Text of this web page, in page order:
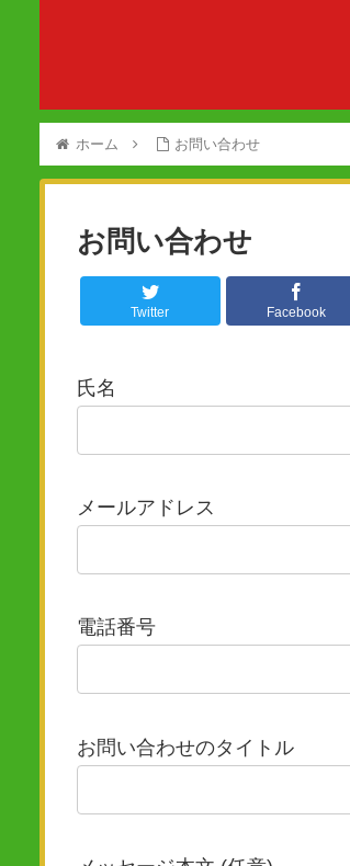
ホーム お問い合わせ
お問い合わせ
Twitter Facebook
氏名
メールアドレス
電話番号
お問い合わせのタイトル